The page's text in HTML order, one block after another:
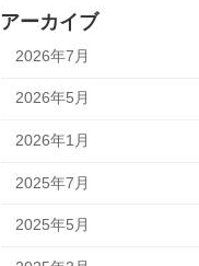
アーカイブ
2026年7月
2026年5月
2026年1月
2025年7月
2025年5月